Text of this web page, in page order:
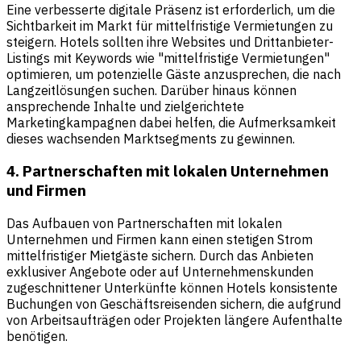
Eine verbesserte digitale Präsenz ist erforderlich, um die
Sichtbarkeit im Markt für mittelfristige Vermietungen zu
steigern. Hotels sollten ihre Websites und Drittanbieter-
Listings mit Keywords wie "mittelfristige Vermietungen"
optimieren, um potenzielle Gäste anzusprechen, die nach
Langzeitlösungen suchen. Darüber hinaus können
ansprechende Inhalte und zielgerichtete
Marketingkampagnen dabei helfen, die Aufmerksamkeit
dieses wachsenden Marktsegments zu gewinnen.
4. Partnerschaften mit lokalen Unternehmen
und Firmen
Das Aufbauen von Partnerschaften mit lokalen
Unternehmen und Firmen kann einen stetigen Strom
mittelfristiger Mietgäste sichern. Durch das Anbieten
exklusiver Angebote oder auf Unternehmenskunden
zugeschnittener Unterkünfte können Hotels konsistente
Buchungen von Geschäftsreisenden sichern, die aufgrund
von Arbeitsaufträgen oder Projekten längere Aufenthalte
benötigen.